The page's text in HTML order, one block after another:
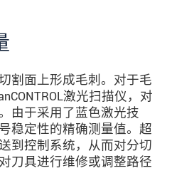
割面上形成毛刺。对于毛
激光扫描仪，对
由于采用了蓝色激光技
稳定性的精确测量值。超
到控制系统，从而对分切
刀具进行维修或调整路径